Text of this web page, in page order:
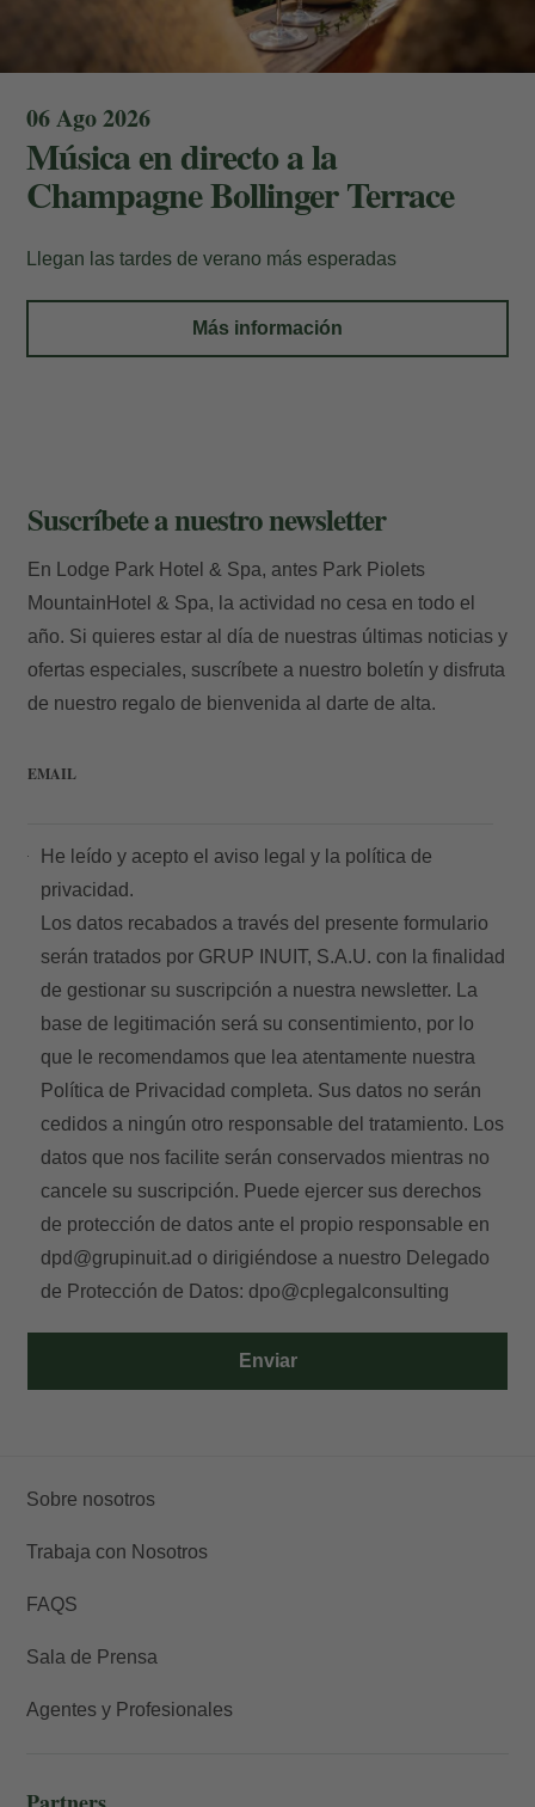
Introduzca el nº de localizador y el e-mail
para consultar su reserva y poder
Localizador
06 Ago 2026
Música en directo a la
Champagne Bollinger Terrace
Llegan las tardes de verano más esperadas
Más información
Suscríbete a nuestro newsletter
En Lodge Park Hotel & Spa, antes Park Piolets
MountainHotel & Spa, la actividad no cesa en todo el
año. Si quieres estar al día de nuestras últimas noticias y
ofertas especiales, suscríbete a nuestro boletín y disfruta
de nuestro regalo de bienvenida al darte de alta.
EMAIL
Enviar
He leído y acepto el aviso legal y la política de
privacidad.
Los datos recabados a través del presente formulario
serán tratados por GRUP INUIT, S.A.U. con la finalidad
de gestionar su suscripción a nuestra newsletter. La
base de legitimación será su consentimiento, por lo
que le recomendamos que lea atentamente nuestra
Política de Privacidad completa. Sus datos no serán
cedidos a ningún otro responsable del tratamiento. Los
datos que nos facilite serán conservados mientras no
cancele su suscripción. Puede ejercer sus derechos
de protección de datos ante el propio responsable en
dpd@grupinuit.ad o dirigiéndose a nuestro Delegado
de Protección de Datos:dpo@cplegalconsulting
Sobre nosotros
Trabaja con Nosotros
FAQS
Sala de Prensa
Agentes y Profesionales